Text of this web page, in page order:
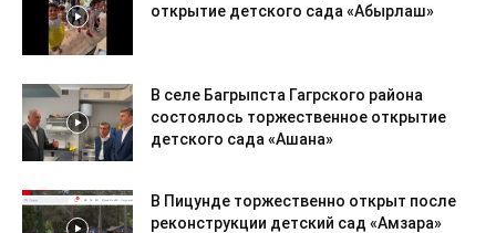
открытие детского сада «Абырлаш»
В селе Багрыпста Гагрского района
состоялось торжественное открытие
детского сада «Ашана»
В Пицунде торжественно открыт после
реконструкции детский сад «Амзара»